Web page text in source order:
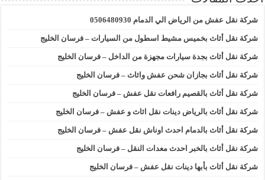
شركة نقل عفش من الرياض الي الدمام 0506480930
شركة نقل أثاث بخميس مشيط اسطول من السيارات – فرسان الخليج
شركة نقل أثاث بجدة سيارات مجهزة من الداخل – فرسان الخليج
شركة نقل أثاث بجازان شحن عفش واثاث – فرسان الخليج
شركة نقل أثاث بالقصيم رافعات نقل عفش – فرسان الخليج
شركة نقل أثاث بالرياض دينات نقل اثاث و عفش – فرسان الخليج
شركة نقل أثاث بالدمام احدث اوناش نقل عفش – فرسان الخليج
شركة نقل أثاث بالخبر احدث معدات النقل – فرسان الخليج
شركة نقل أثاث بأبها دينات نقل عفش – فرسان الخليج